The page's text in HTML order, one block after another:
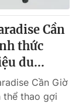
Cần
thức
du...
Cần Giờ
thể thao gợi